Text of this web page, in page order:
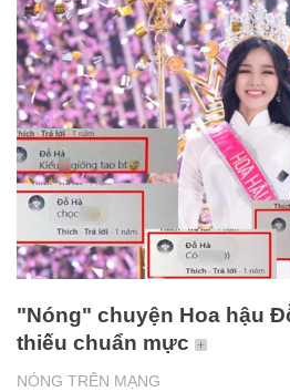
NÓNG TRÊN MẠNG
"Nóng" chuyện Hoa hậu
thiếu chuẩn mực